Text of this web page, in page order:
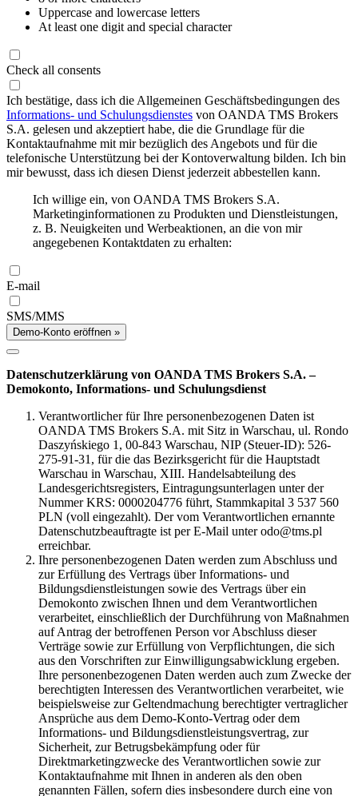
Uppercase and lowercase letters
At least one digit and special character
Check all consents
Ich bestätige, dass ich die Allgemeinen Geschäftsbedingungen des
Informations- und Schulungsdienstes von OANDA TMS Brokers
S.A. gelesen und akzeptiert habe, die die Grundlage für die
Kontaktaufnahme mit mir bezüglich des Angebots und für die
telefonische Unterstützung bei der Kontoverwaltung bilden. Ich bin
mir bewusst, dass ich diesen Dienst jederzeit abbestellen kann.
Ich willige ein, von OANDA TMS Brokers S.A.
Marketinginformationen zu Produkten und Dienstleistungen,
z. B. Neuigkeiten und Werbeaktionen, an die von mir
angegebenen Kontaktdaten zu erhalten:
E-mail
SMS/MMS
Demo-Konto eröffnen »
Datenschutzerklärung von OANDA TMS Brokers S.A. –
Demokonto, Informations- und Schulungsdienst
Verantwortlicher für Ihre personenbezogenen Daten ist
OANDA TMS Brokers S.A. mit Sitz in Warschau, ul. Rondo
Daszyńskiego 1, 00-843 Warschau, NIP (Steuer-ID): 526-
275-91-31, für die das Bezirksgericht für die Hauptstadt
Warschau in Warschau, XIII. Handelsabteilung des
Landesgerichtsregisters, Eintragungsunterlagen unter der
Nummer KRS: 0000204776 führt, Stammkapital 3 537 560
PLN (voll eingezahlt). Der vom Verantwortlichen ernannte
Datenschutzbeauftragte ist per E-Mail unter odo@tms.pl
erreichbar.
Ihre personenbezogenen Daten werden zum Abschluss und
zur Erfüllung des Vertrags über Informations- und
Bildungsdienstleistungen sowie des Vertrags über ein
Demokonto zwischen Ihnen und dem Verantwortlichen
verarbeitet, einschließlich der Durchführung von Maßnahmen
auf Antrag der betroffenen Person vor Abschluss dieser
Verträge sowie zur Erfüllung von Verpflichtungen, die sich
aus den Vorschriften zur Einwilligungsabwicklung ergeben.
Ihre personenbezogenen Daten werden auch zum Zwecke der
berechtigten Interessen des Verantwortlichen verarbeitet, wie
beispielsweise zur Geltendmachung berechtigter vertraglicher
Ansprüche aus dem Demo-Konto-Vertrag oder dem
Informations- und Bildungsdienstleistungsvertrag, zur
Sicherheit, zur Betrugsbekämpfung oder für
Direktmarketingzwecke des Verantwortlichen sowie zur
Kontaktaufnahme mit Ihnen in anderen als den oben
genannten Fällen, sofern dies insbesondere durch eine von